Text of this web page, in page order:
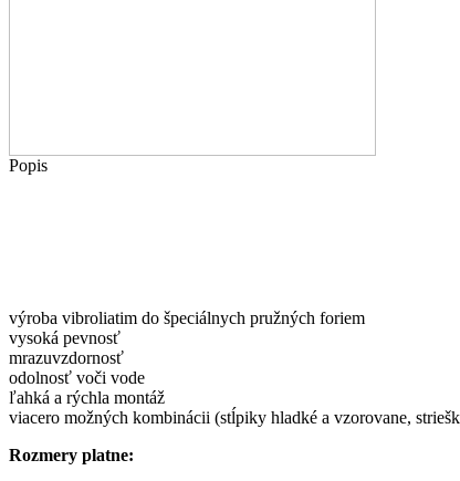
Popis
výroba vibroliatim do špeciálnych pružných foriem
vysoká pevnosť
mrazuvzdornosť
odolnosť voči vode
ľahká a rýchla montáž
viacero možných kombinácii (stĺpiky hladké a vzorovane,
Rozmery platne: